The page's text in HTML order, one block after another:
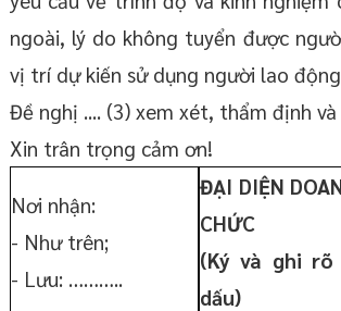
ngoài, lý do không tuyển được
vị trí dự kiến sử dụng người lao
Đề nghị .... (3) xem xét, thẩm định
Xin trân trọng cảm ơn!
Nơi nhận:
- Như trên;
- Lưu: ………..
ĐẠI DIỆN
CHỨC
(Ký và ghi
dấu)